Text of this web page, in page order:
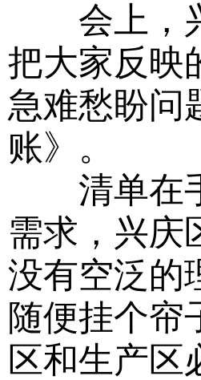
会上，兴
把大家反映
急难愁盼问
账》。
清单在手
需求，兴庆
没有空泛的
随便挂个帘
区和生产区